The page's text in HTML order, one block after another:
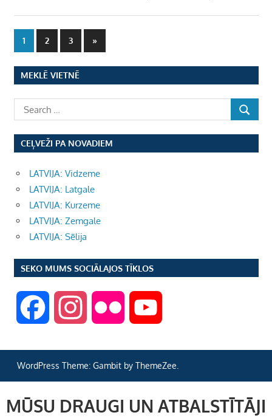
Ziņu
numerācija
pēc
lappusēm
1 2 3
Next
Posts
»
MEKLĒ VIETNĒ
CEĻVEŽI PA NOVADIEM
LATVIJA: Vidzeme
LATVIJA: Latgale
LATVIJA: Kurzeme
LATVIJA: Zemgale
LATVIJA: Sēlija
SEKO MUMS SOCIĀLAJOS TĪKLOS
c
e
s
t
i u
T
WordPress Theme: Gambit by ThemeZee.
MŪSU DRAUGI UN ATBALSTĪTĀJI